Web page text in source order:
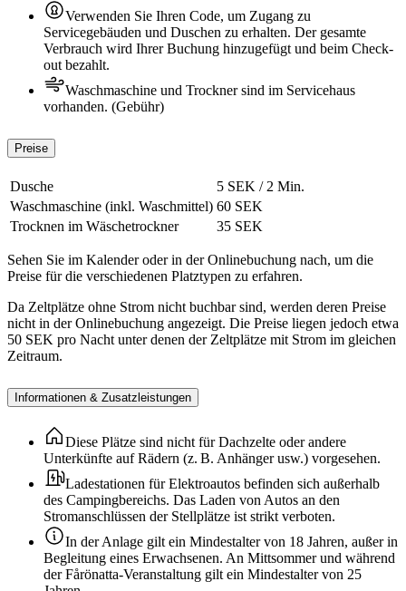
Verwenden Sie Ihren Code, um Zugang zu
Servicegebäuden und Duschen zu erhalten. Der gesamte
Verbrauch wird Ihrer Buchung hinzugefügt und beim Check-
out bezahlt.
Waschmaschine und Trockner sind im Servicehaus
vorhanden. (Gebühr)
Preise
Dusche
5 SEK / 2 Min.
Waschmaschine (inkl. Waschmittel) 60 SEK
Trocknen im Wäschetrockner
35 SEK
Sehen Sie im Kalender oder in der Onlinebuchung nach, um die
Preise für die verschiedenen Platztypen zu erfahren.
Da Zeltplätze ohne Strom nicht buchbar sind, werden deren Preise
nicht in der Onlinebuchung angezeigt. Die Preise liegen jedoch etwa
50 SEK pro Nacht unter denen der Zeltplätze mit Strom im gleichen
Zeitraum.
Informationen & Zusatzleistungen
Diese Plätze sind nicht für Dachzelte oder andere
Unterkünfte auf Rädern (z. B. Anhänger usw.) vorgesehen.
Ladestationen für Elektroautos befinden sich außerhalb
des Campingbereichs. Das Laden von Autos an den
Stromanschlüssen der Stellplätze ist strikt verboten.
In der Anlage gilt ein Mindestalter von 18 Jahren, außer in
Begleitung eines Erwachsenen. An Mittsommer und während
der Fårönatta-Veranstaltung gilt ein Mindestalter von 25